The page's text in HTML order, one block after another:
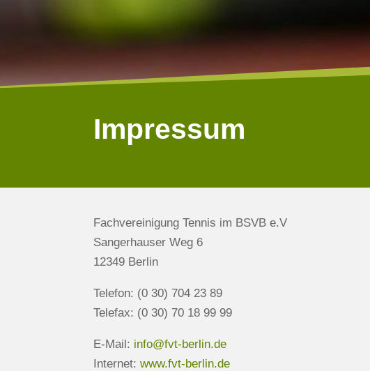
Impressum
Fachvereinigung Tennis im BSVB e.V
Sangerhauser Weg 6
12349 Berlin
Telefon: (0 30) 704 23 89
Telefax: (0 30) 70 18 99 99
E-Mail: info@fvt-berlin.de
Internet:www.fvt-berlin.de